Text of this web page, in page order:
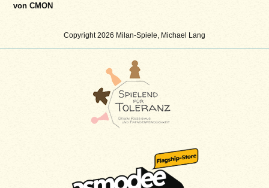
Copyright 2026 Milan-Spiele, Michael Lang
von CMON